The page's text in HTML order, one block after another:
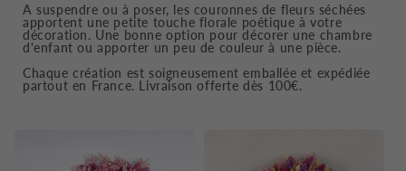
e
c
A suspendre ou à poser, les couronnes de fleurs séchées
apportent une petite touche florale poétique à votre
décoration. Une bonne option pour décorer une chambre
d'enfant ou apporter un peu de couleur à une pièce.
Chaque création est soigneusement emballée et expédiée
partout en France. Livraison offerte dès 100€.